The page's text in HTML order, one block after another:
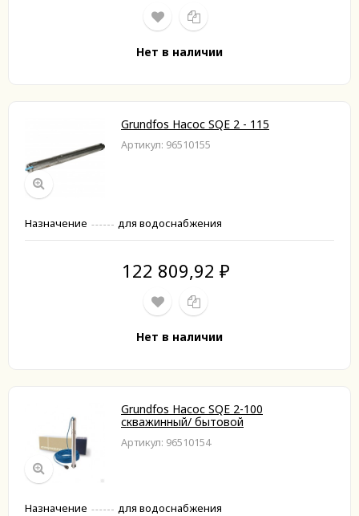
Нет в наличии
Grundfos Насос SQE 2 - 115
Артикул: 96510155
Назначение для водоснабжения
122 809,92 ₽
Нет в наличии
Grundfos Насос SQE 2-100
скважинный/ бытовой
Артикул: 96510154
Назначение для водоснабжения